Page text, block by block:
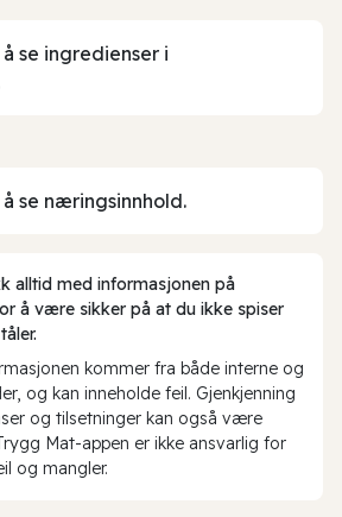
se ingredienser i
se næringsinnhold.
alltid med informasjonen på
å være sikker på at du ikke spiser
kommer fra både interne og
og kan inneholde feil. Gjenkjenning
og tilsetninger kan også være
Mat-appen er ikke ansvarlig for
og mangler.